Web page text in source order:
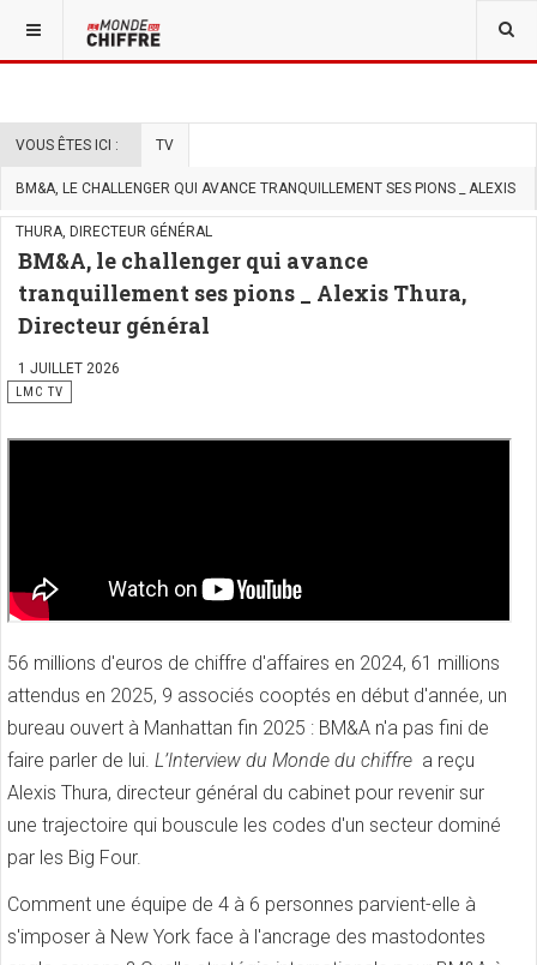
VOUS ÊTES ICI : TV
BM&A, LE CHALLENGER QUI AVANCE TRANQUILLEMENT SES PIONS _ ALEXIS
THURA, DIRECTEUR GÉNÉRAL
BM&A, le challenger qui avance
tranquillement ses pions _ Alexis Thura,
Directeur général
1 JUILLET 2026
LMC TV
56 millions d'euros de chiffre d'affaires en 2024, 61 millions
attendus en 2025, 9 associés cooptés en début d'année, un
bureau ouvert à Manhattan fin 2025 : BM&A n'a pas fini de
faire parler de lui. L’Interview du Monde du chiffre a reçu
Alexis Thura, directeur général du cabinet pour revenir sur
une trajectoire qui bouscule les codes d'un secteur dominé
par les Big Four.
Comment une équipe de 4 à 6 personnes parvient-elle à
s'imposer à New York face à l'ancrage des mastodontes